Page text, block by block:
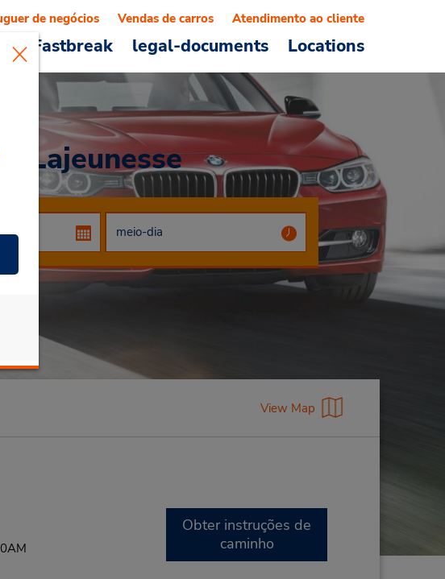
Fastbreak legal-documents Locations
de negócios Vendas de carros Atendimento ao cliente
Lajeunesse
View Map
Obter instruções de
caminho